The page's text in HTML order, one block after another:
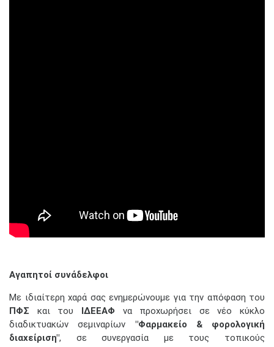
Αγαπητοί συνάδελφοι
Με ιδιαίτερη χαρά σας ενημερώνουμε για την απόφαση του
ΠΦΣ και του ΙΔΕΕΑΦ να προχωρήσει σε νέο κύκλο
διαδικτυακών σεμιναρίων "Φαρμακείο & φορολογική
διαχείριση", σε συνεργασία με τους τοπικούς